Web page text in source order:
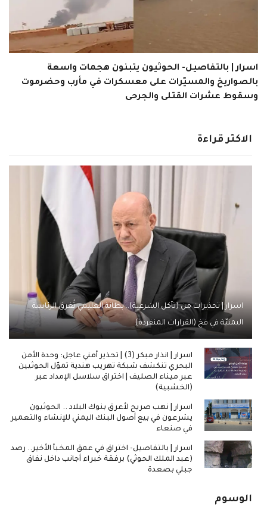
اسرار | بالتفاصيل- الحوثيون يتبنون هجمات واسعة
بالصواريخ والمسيّرات على معسكرات في مأرب وحضرموت
وسقوط عشرات القتلى والجرحى
الاكثر قراءة
اسرار | تحذيرات من (تآكل الشرعية).. بطانة العليمي تُغرق الرئاسة
اليمنيّة في فخ (القرارات المنفردة)
اسرار | انذار مبكر (3) | تحذير أمني عاجل: وحدة الأمن
البحري تنكشف شبكة تهريب هندية تموّل الحوثيين
عبر ميناء الصليف | اختراق سلاسل الإمداد عبر
(الخشبية)
اسرار | نهب صريح لأعرق بنوك البلاد .. الحوثيون
يشرعون في بيع أصول البنك اليمني للإنشاء والتعمير
في صنعاء
اسرار | بالتفاصيل- اختراق في عمق المخبأ الأخير.. رصد
(عبد الملك الحوثي) برفقة خبراء أجانب داخل نفاق
جبلي بصعدة
الوسوم